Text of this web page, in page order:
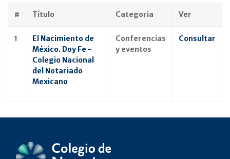
# Título Categoria Ver
1
El Nacimiento de
México. Doy Fe -
Colegio Nacional
del Notariado
Mexicano
Conferencias
y eventos
Consultar